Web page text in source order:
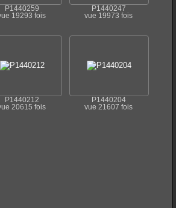
P1440259
19293 fois
P1440247
vue 19973 fois
P1440212
20615 fois
P1440204
vue 21607 fois